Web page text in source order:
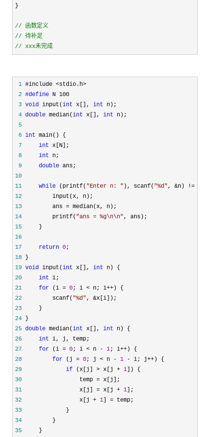
}
//
//
// xxx未完成
1
2 #define
3 void input(int x[], int
4 double median(int x[], int
5
6 int
7
int
8
int
9
double
10
11
while (printf( "Enter n: " ), scanf( "%d", &n) !=
12
13
         ans =
14
         printf(
"ans = %g\n\n"
15
16
17
return 0
18
19 void input(int x[], int
20
int
21
for (i = 0; i < n; i++
22
         scanf(
"%d", &
23
24
25 double median(int x[], int
26
int
27
for (i = 0; i < n - 1; i++
28
for (j = 0; j < n - 1 - i; j++
29
if (x[j] > x[j + 1
30
                 temp =
31
                 x[j] = x[j +
1
32
                 x[j +
1 ] =
33
34
35